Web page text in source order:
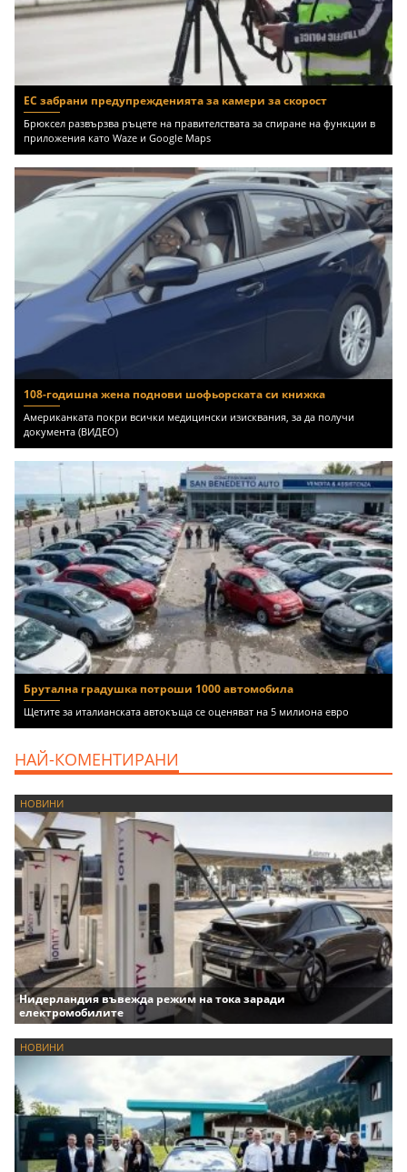
ЕС забрани предупрежденията за камери за скорост
Брюксел развързва ръцете на правителствата за спиране на функции в
приложения като Waze и Google Maps
108-годишна жена поднови шофьорската си книжка
Американката покри всички медицински изисквания, за да получи
документа (ВИДЕО)
Брутална градушка потроши 1000 автомобила
Щетите за италианската автокъща се оценяват на 5 милиона евро
НАЙ-КОМЕНТИРАНИ
НОВИНИ
Нидерландия въвежда режим на тока заради
електромобилите
НОВИНИ